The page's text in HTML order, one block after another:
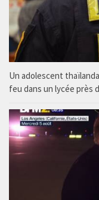
Un adolescent
feu dans un lycée près